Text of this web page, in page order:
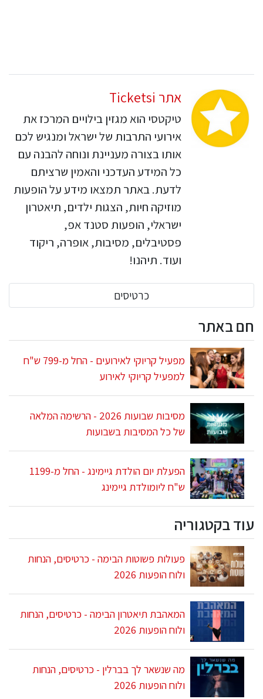
אתר Ticketsi
טיקטסי הוא מגזין בילויים המרכז את
אירועי התרבות של ישראל ומנגיש לכם
אותו בצורה מעניינת ונוחה להבנה עם
כל המידע העדכני והאמין שרציתם
לדעת. באתר תמצאו מידע על הופעות
מוזיקה חיות, הצגות ילדים, תיאטרון
ישראלי, הופעות סטנד אפ,
פסטיבלים, מסיבות, אופרה, ריקוד
ועוד. תיהנו!
כרטיסים
חם באתר
מפעיל קריוקי לאירועים - החל מ-799 ש"ח
למפעיל קריוקי לאירוע
מסיבות שבועות 2026 - הרשימה המלאה
של כל המסיבות בשבועות
הפעלת יום הולדת גיימינג - החל מ-1199
ש"ח ליומולדת גיימינג
עוד בקטגוריה
פעולות פשוטות הבימה - כרטיסים, הנחות
ולוח הופעות 2026
המאהבת תיאטרון הבימה - כרטיסים, הנחות
ולוח הופעות 2026
מה שנשאר לך בברלין - כרטיסים, הנחות
ולוח הופעות 2026